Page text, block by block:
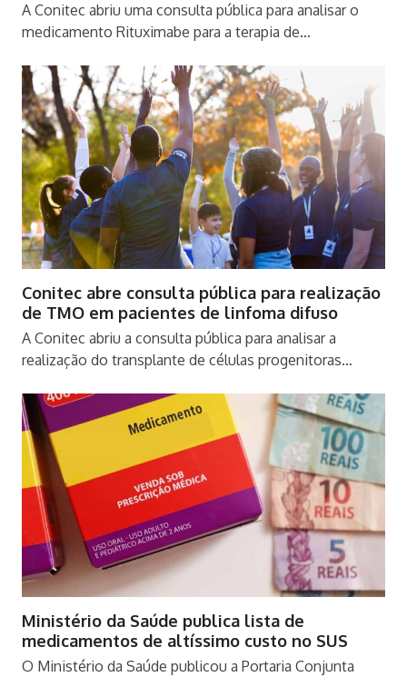
A Conitec abriu uma consulta pública para analisar o
medicamento Rituximabe para a terapia de…
Conitec abre consulta pública para realização
de TMO em pacientes de linfoma difuso
A Conitec abriu a consulta pública para analisar a
realização do transplante de células progenitoras…
Ministério da Saúde publica lista de
medicamentos de altíssimo custo no SUS
O Ministério da Saúde publicou a Portaria Conjunta